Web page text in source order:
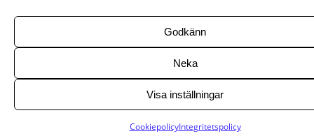
Godkänn
Neka
Visa inställningar
CookiepolicyIntegritetspolicy